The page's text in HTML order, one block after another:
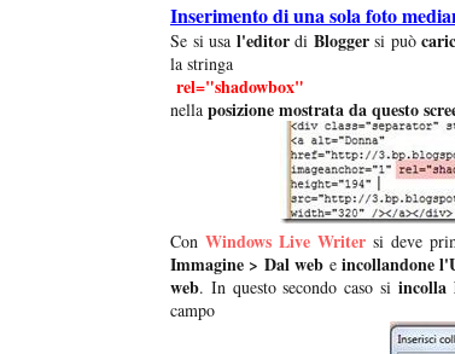
Inserimento di una sola foto
Se si usa l'editordi Bloggersi può
la stringa
rel="shadowbox"
nella posizione mostrata da questo
Con Windows Live Writer si deve
Immagine > Dal web eincollandone
web. In questo secondo caso si incolla
campo